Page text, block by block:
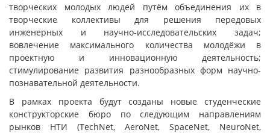
творческих молодых людей путём объединения их в
творческие коллективы для решения передовых
инженерных и научно-исследовательских задач;
вовлечение максимального количества молодёжи в
проектную и инновационную деятельность;
стимулирование развития разнообразных форм научно-
познавательной деятельности.
В рамках проекта будут созданы новые студенческие
конструкторские бюро по следующим направлениям
рынков НТИ (TechNet, AeroNet, SpaceNet, NeuroNet,